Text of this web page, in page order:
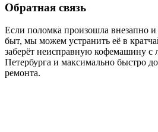
Обратная связь
Если поломка произошла внезапно
быт, мы можем устранить её в
заберёт неисправную кофемашину с
Петербурга и максимально быстро
ремонта.